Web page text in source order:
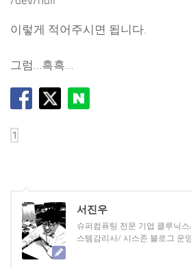
이렇게 적어주시면 됩니다.
그럼…흑흑…
서진우
슈퍼컴퓨팅 전문 기업 클루닉
스템감리사/ 시스존 블로그 운